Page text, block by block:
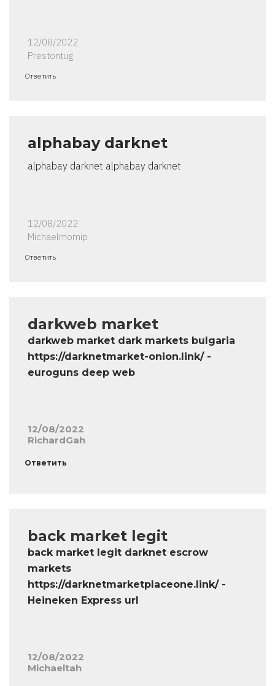
12/08/2022
Prestontug
Ответить
alphabay darknet
alphabay darknet alphabay darknet
12/08/2022
Michaelmomip
Ответить
darkweb market
darkweb market dark markets bulgaria
https://darknetmarket-onion.link/ -
euroguns deep web
12/08/2022
RichardGah
Ответить
back market legit
back market legit darknet escrow
markets
https://darknetmarketplaceone.link/ -
Heineken Express url
12/08/2022
Michaeltah